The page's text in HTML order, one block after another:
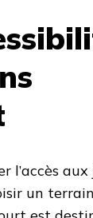
l’accès
un